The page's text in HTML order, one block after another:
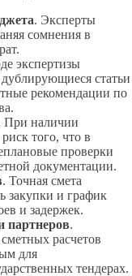
. Эксперты
сомнения в
экспертизы
статьи
рекомендации по
При наличии
того, что в
проверки
документации.
. Точная смета
закупки и график
и задержек.
партнеров.
расчетов
для
тендерах.